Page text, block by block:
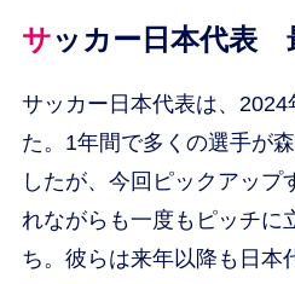
サッカー日本代表
サッカー日本代表は、2024
た。1年間で多くの選手が
したが、今回ピックアップ
れながらも一度もピッチに
ち。彼らは来年以降も日本